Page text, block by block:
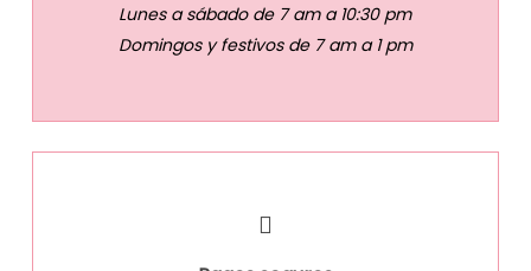
Lunes a sábado de 7 am a 10:30 pm
Domingos y festivos de 7 am a 1 pm